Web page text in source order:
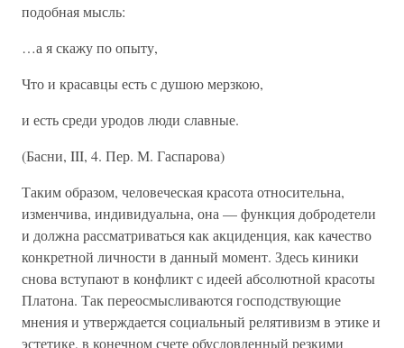
подобная мысль:
…а я скажу по опыту,
Что и красавцы есть с душою мерзкою,
и есть среди уродов люди славные.
(Басни, III, 4. Пер. М. Гаспарова)
Таким образом, человеческая красота относительна,
изменчива, индивидуальна, она — функция добродетели
и должна рассматриваться как акциденция, как качество
конкретной личности в данный момент. Здесь киники
снова вступают в конфликт с идеей абсолютной красоты
Платона. Так переосмысливаются господствующие
мнения и утверждается социальный релятивизм в этике и
эстетике, в конечном счете обусловленный резкими